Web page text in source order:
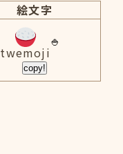
絵文字
twemoji
copy!